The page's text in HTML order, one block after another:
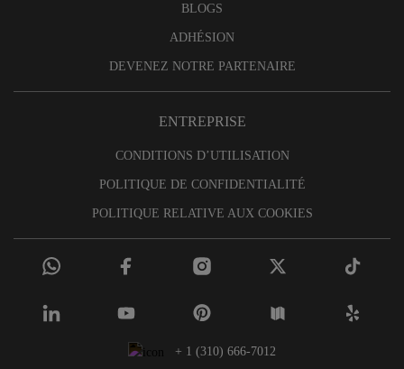
BLOGS
ADHÉSION
DEVENEZ NOTRE PARTENAIRE
ENTREPRISE
CONDITIONS D’UTILISATION
POLITIQUE DE CONFIDENTIALITÉ
POLITIQUE RELATIVE AUX COOKIES
+ 1 (310) 666-7012